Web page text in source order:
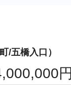
/五橋入口）
円